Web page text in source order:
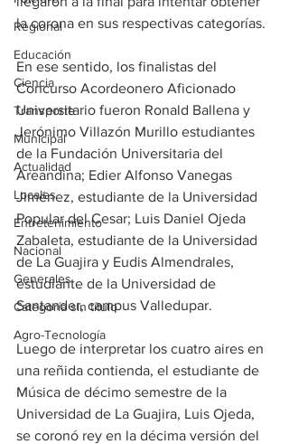
Regional
Educación
Ciencia
Transporte
Municipal
Actualidad
Locales
Entretenimiento
Nacional
Generales
Categoría sin título
Agro-Tecnología
la corona en sus respectivas categorías.
En ese sentido, los finalistas del
Concurso Acordeonero Aficionado
Universitario fueron Ronald Ballena y
Jerónimo Villazón Murillo estudiantes
de la Fundación Universitaria del
Areandina; Edier Alfonso Vanegas
Jiménez, estudiante de la Universidad
Popular del Cesar; Luis Daniel Ojeda
Zabaleta, estudiante de la Universidad
de La Guajira y Eudis Almendrales,
estudiante de la Universidad de
Santander, campus Valledupar.
Luego de interpretar los cuatro aires en
una reñida contienda, el estudiante de
Música de décimo semestre de la
Universidad de La Guajira, Luis Ojeda,
se coronó rey en la décima versión del